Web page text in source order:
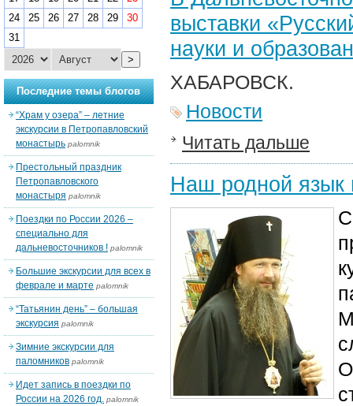
выставки
науки и
ХАБАРОВСК.
Новости
Читать дальше
Наш родной язык
24
25 26 27 28 29
30
31
>
Последние темы блогов
“Храм у озера” – летние
экскурсии в Петропавловский
монастырь palomnik
Престольный праздник
Петропавловского
монастыря palomnik
Поездки по России 2026 –
специально для
дальневосточников ! palomnik
Большие экскурсии для всех в
феврале и марте palomnik
“Татьянин день” – большая
экскурсия palomnik
Зимние экскурсии для
паломников palomnik
Идет запись в поездки по
России на 2026 год. palomnik